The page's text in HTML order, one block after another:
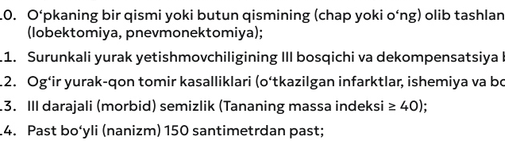
O‘pkaning bir qismi yoki butun qismining (chap yoki o‘ng) olib
(lobektomiya, pnevmonektomiya);
Surunkali yurak yetishmovchiligining III bosqichi va dekompensatsiya
Og‘ir yurak-qon tomir kasalliklari (o‘tkazilgan infarktlar, ishemiya va
III darajali (morbid) semizlik (Tananing massa indeksi ≥ 40);
Past bo‘yli (nanizm) 150 santimetrdan past;